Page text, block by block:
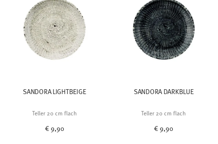
SANDORA LIGHTBEIGE
Teller 20 cm flach
€ 9,90
SANDORA DARKBLUE
Teller 20 cm flach
€ 9,90